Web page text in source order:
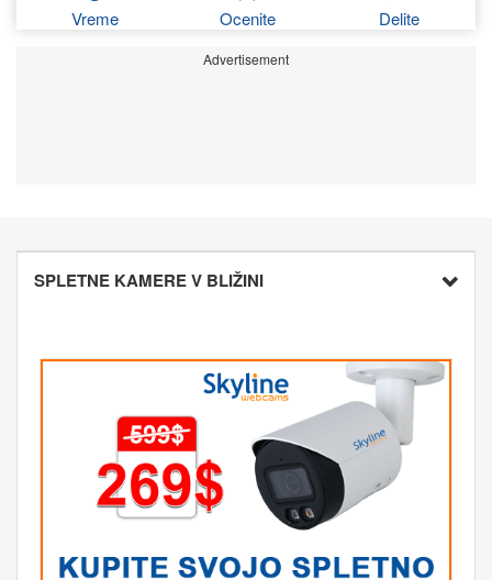
Vreme Ocenite Delite
Advertisement
SPLETNE KAMERE V BLIŽINI